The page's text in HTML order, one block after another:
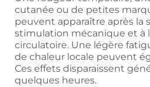
cutanée ou de petites
peuvent apparaître après la
stimulation mécanique et à
circulatoire. Une légère
de chaleur locale peuvent
Ces effets disparaissent
quelques heures.